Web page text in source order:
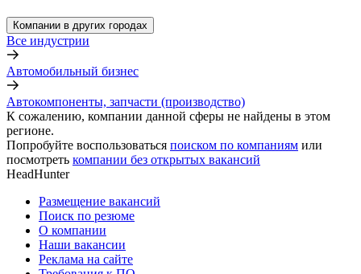
Компании в других городах
Все индустрии
Автомобильный бизнес
Автокомпоненты, запчасти (производство)
К сожалению, компании данной сферы не найдены в этом
регионе.
Попробуйте воспользоваться поиском по компаниям или
посмотреть компании без открытых вакансий
HeadHunter
Размещение вакансий
Поиск по резюме
О компании
Наши вакансии
Реклама на сайте